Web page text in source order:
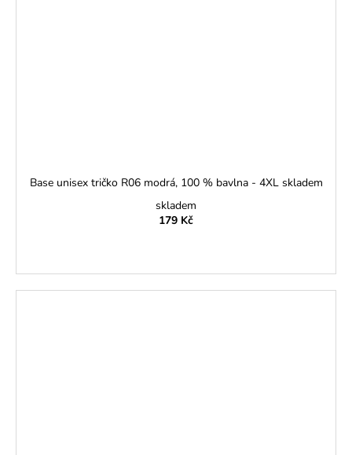
Base unisex tričko R06 modrá, 100 % bavlna - 4XL skladem
skladem
179 Kč